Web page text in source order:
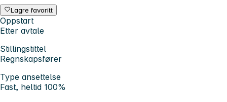
Lagre favoritt
Oppstart
Etter avtale
Stillingstittel
Regnskapsfører
Type ansettelse
Fast, heltid 100%